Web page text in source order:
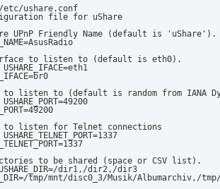
ushare.conf
file for uShare
UPnP Friendly Name (default is 'uShare').
to listen to (default is eth0).
listen to (default is random from IANA
to listen for Telnet connections
to be shared (space or CSV list).
dir1,/dir2,/dir3
tmp/mnt/disc0_3/Musik/Albumarchiv,/